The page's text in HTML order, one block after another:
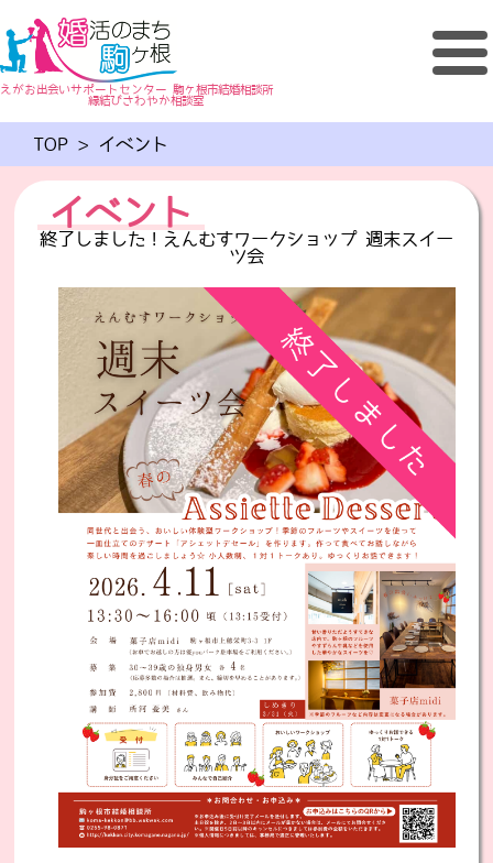
えがお出会いサポートセンター 駒ヶ根市結婚相談所
縁結びさわやか相談室
TOP > イベント
イベント
終了しました！えんむすワークショップ 週末スイー
ツ会